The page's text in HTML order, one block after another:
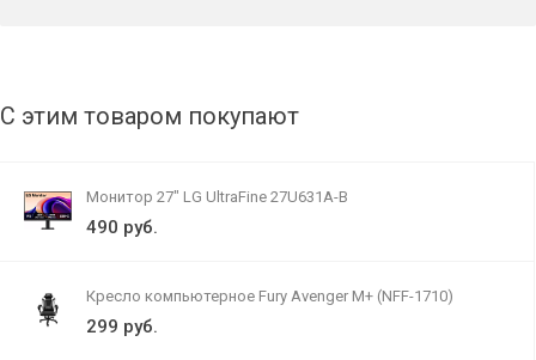
С этим товаром покупают
Монитор 27" LG UltraFine 27U631A-B
490 руб.
Кресло компьютерное Fury Avenger M+ (NFF-1710)
299 руб.